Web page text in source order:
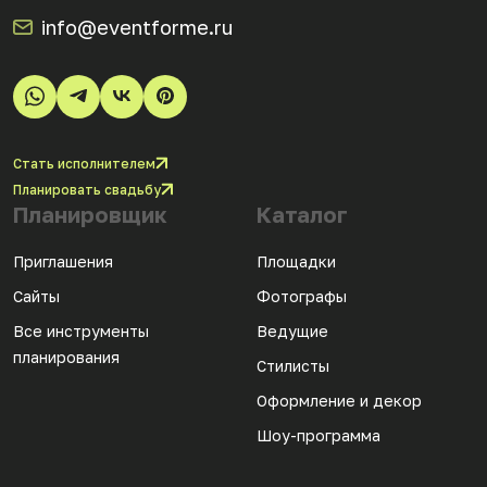
info@eventforme.ru
Стать исполнителем
Планировать свадьбу
Планировщик
Приглашения
Сайты
Все инструменты
планирования
Каталог
Площадки
Фотографы
Ведущие
Стилисты
Оформление и декор
Шоу-программа